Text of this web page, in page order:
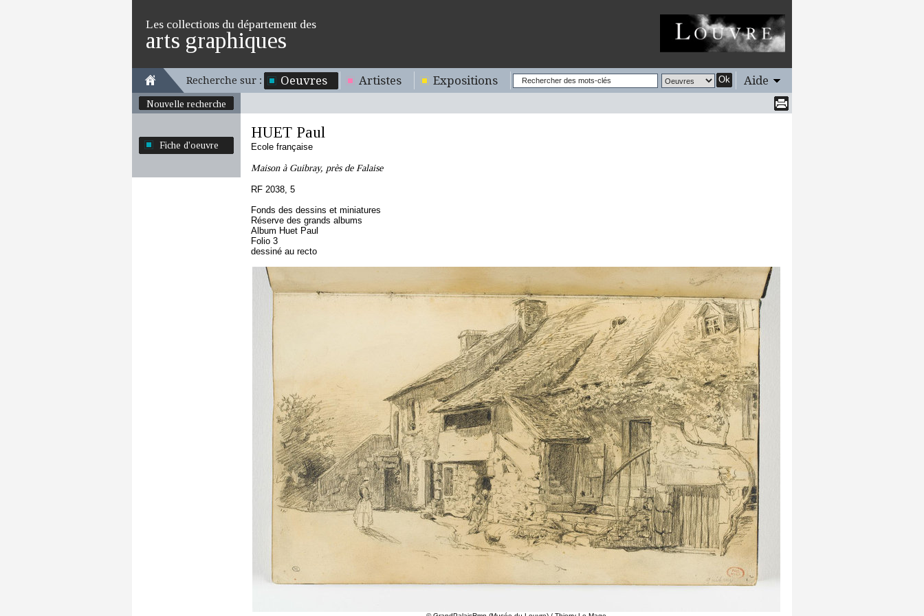
Les collections du département des
arts graphiques
Recherche sur : Oeuvres Artistes Expositions Ok Aide
Nouvelle recherche
Fiche d'oeuvre
HUET Paul
Ecole française
Maison à Guibray, près de Falaise
RF 2038, 5
Fonds des dessins et miniatures
Réserve des grands albums
Album Huet Paul
Folio 3
dessiné au recto